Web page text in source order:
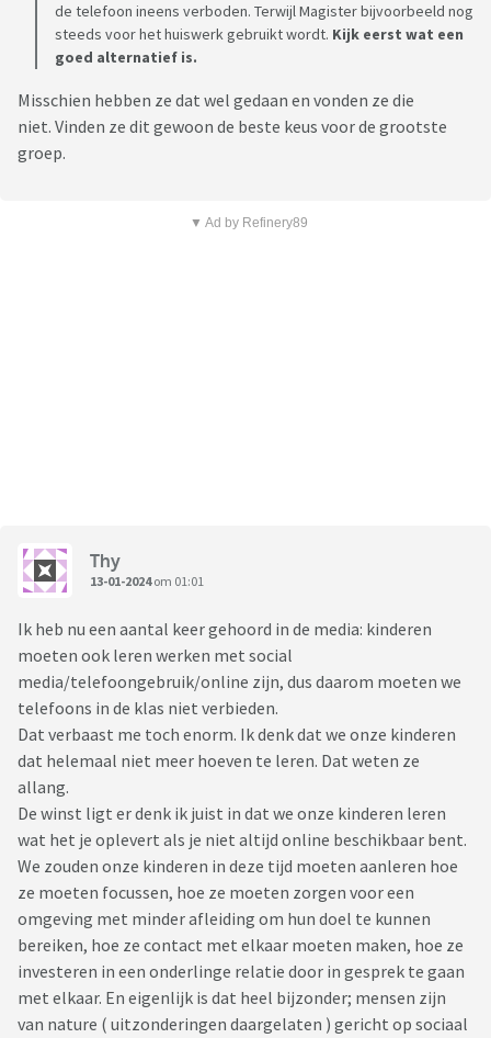
de telefoon ineens verboden. Terwijl Magister bijvoorbeeld nog
steeds voor het huiswerk gebruikt wordt. Kijk eerst wat een
goed alternatief is.
Misschien hebben ze dat wel gedaan en vonden ze die
niet. Vinden ze dit gewoon de beste keus voor de grootste
groep.
▼ Ad by Refinery89
Thy
13-01-2024om 01:01
Ik heb nu een aantal keer gehoord in de media: kinderen
moeten ook leren werken met social
media/telefoongebruik/online zijn, dus daarom moeten we
telefoons in de klas niet verbieden.
Dat verbaast me toch enorm. Ik denk dat we onze kinderen
dat helemaal niet meer hoeven te leren. Dat weten ze
allang.
De winst ligt er denk ik juist in dat we onze kinderen leren
wat het je oplevert als je niet altijd online beschikbaar bent.
We zouden onze kinderen in deze tijd moeten aanleren hoe
ze moeten focussen, hoe ze moeten zorgen voor een
omgeving met minder afleiding om hun doel te kunnen
bereiken, hoe ze contact met elkaar moeten maken, hoe ze
investeren in een onderlinge relatie door in gesprek te gaan
met elkaar. En eigenlijk is dat heel bijzonder; mensen zijn
van nature ( uitzonderingen daargelaten ) gericht op sociaal